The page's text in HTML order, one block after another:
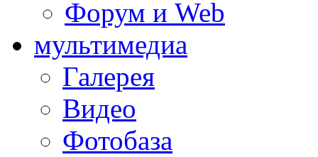
Форум и Web
мультимедиа
Галерея
Видео
Фотобаза